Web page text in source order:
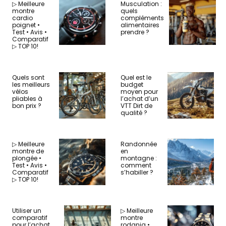
▷ Meilleure
montre
cardio
poignet •
Test • Avis •
Comparatif
▷ TOP 10!
Musculation :
quels
compléments
alimentaires
prendre ?
Quels sont
les meilleurs
vélos
pliables à
bon prix ?
Quel est le
budget
moyen pour
l’achat d’un
VTT Dirt de
qualité ?
▷ Meilleure
montre de
plongée •
Test • Avis •
Comparatif
▷ TOP 10!
Randonnée
en
montagne :
comment
s’habiller ?
Utiliser un
comparatif
▷ Meilleure
montre